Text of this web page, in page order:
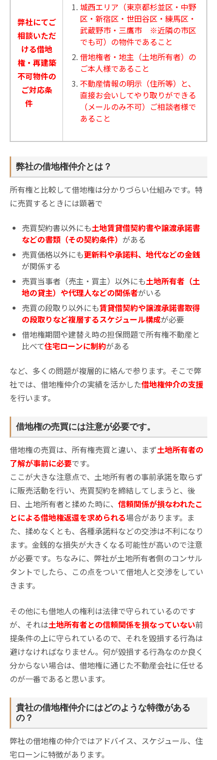
弊社にてご
相談いただ
ける借地
権・再建築
不可物件の
ご対応条
件
城西エリア（東京都杉並区・中野
区・新宿区・世田谷区・練馬区・
武蔵野市・三鷹市 ※近隣の市区
でも可）の物件であること
借地権者・地主（土地所有者）の
ご本人様であること
不動産情報の明示（住所等）と、
直接お会いしてやり取りができる
（メールのみ不可）ご相談者様で
あること
弊社の借地権仲介とは？
所有権と比較して借地権は分かりづらい仕組みです。特
に売買するときには顕著で
売買契約書以外にも土地賃貸借契約書や譲渡承諾書
などの書類（その契約条件） がある
売買価格以外にも更新料や承諾料、地代などの金銭
が関係する
売買当事者（売主・買主）以外にも土地所有者（土
地の貸主）や代理人などの関係者がいる
売買の段取り以外にも賃貸借契約や譲渡承諾書取得
の段取りなど複層するスケジュール構成が必要
借地権期間や建替え時の担保問題で所有権不動産と
比べて住宅ローンに制約がある
など、多くの問題が複層的に絡んで参ります。そこで弊
社では、借地権仲介の実績を活かした借地権仲介の支援
を行います。
借地権の売買には注意が必要です。
借地権の売買は、所有権売買と違い、まず土地所有者の
了解が事前に必要です。
ここが大きな注意点で、土地所有者の事前承諾を取らず
に販売活動を行い、売買契約を締結してしまうと、後
日、土地所有者と揉めた時に、 信頼関係が損なわれたこ
とによる借地権返還を求められる場合があります。ま
た、揉めなくとも、各種承諾料などの交渉は不利になり
ます。金銭的な損失が大きくなる可能性が高いので注意
が必要です。ちなみに、弊社が土地所有者側のコンサル
タントでしたら、この点をついて借地人と交渉をしてい
きます。
その他にも借地人の権利は法律で守られているのです
が、それは土地所有者との信頼関係を損なっていない前
提条件の上に守られているので、それを毀損する行為は
避けなければなりません。何が毀損する行為なのか良く
分からない場合は、借地権に通じた不動産会社に任せる
のが一番であると思います。
貴社の借地権仲介にはどのような特徴がある
の？
弊社の借地権の仲介ではアドバイス、スケジュール、住
宅ローンに特徴があります。